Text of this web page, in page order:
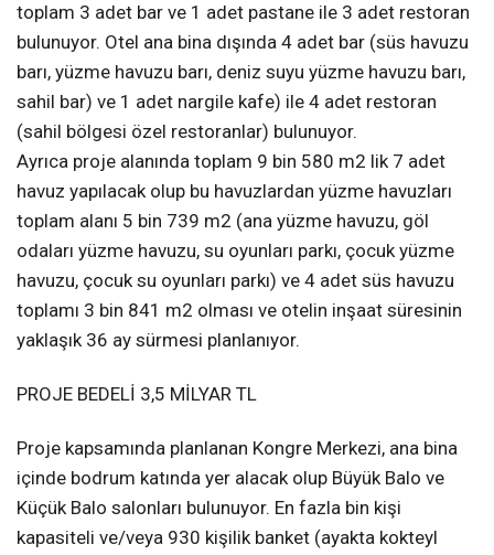
toplam 3 adet bar ve 1 adet pastane ile 3 adet restoran
bulunuyor. Otel ana bina dışında 4 adet bar (süs havuzu
barı, yüzme havuzu barı, deniz suyu yüzme havuzu barı,
sahil bar) ve 1 adet nargile kafe) ile 4 adet restoran
(sahil bölgesi özel restoranlar) bulunuyor.
Ayrıca proje alanında toplam 9 bin 580 m2 lik 7 adet
havuz yapılacak olup bu havuzlardan yüzme havuzları
toplam alanı 5 bin 739 m2 (ana yüzme havuzu, göl
odaları yüzme havuzu, su oyunları parkı, çocuk yüzme
havuzu, çocuk su oyunları parkı) ve 4 adet süs havuzu
toplamı 3 bin 841 m2 olması ve otelin inşaat süresinin
yaklaşık 36 ay sürmesi planlanıyor.
PROJE BEDELİ 3,5 MİLYAR TL
Proje kapsamında planlanan Kongre Merkezi, ana bina
içinde bodrum katında yer alacak olup Büyük Balo ve
Küçük Balo salonları bulunuyor. En fazla bin kişi
kapasiteli ve/veya 930 kişilik banket (ayakta kokteyl